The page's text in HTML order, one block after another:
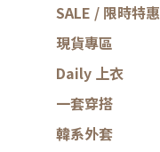
SALE / 限時特惠
現貨專區
Daily 上衣
一套穿搭
韓系外套